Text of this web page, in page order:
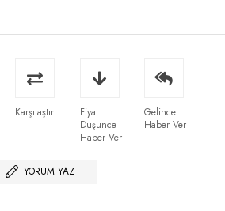
Karşılaştır
Fiyat
Düşünce
Haber Ver
Gelince
Haber Ver
YORUM YAZ